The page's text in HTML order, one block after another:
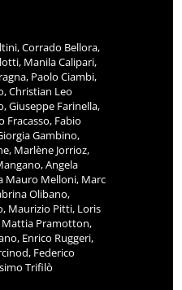
Corrado Bellora,
Manila Calipari,
Paolo Ciambi,
Christian Leo
Giuseppe Farinella,
Fracasso, Fabio
Gambino,
Marlène Jorrioz,
Angela
Mauro Melloni, Marc
Olibano,
Maurizio Pitti, Loris
Pramotton,
Enrico Ruggeri,
Federico
Trifilò